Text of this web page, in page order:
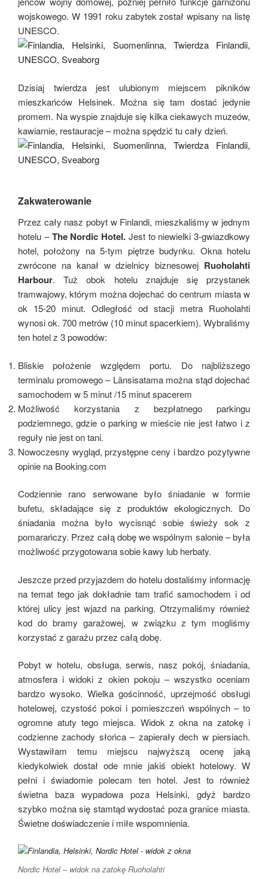
wojskowego. W 1991 roku zabytek został wpisany na listę
UNESCO.
Dzisiaj twierdza jest ulubionym miejscem pikników
mieszkańców Helsinek. Można się tam dostać jedynie
promem. Na wyspie znajduje się kilka ciekawych muzeów,
kawiarnie, restauracje – można spędzić tu cały dzień.
Zakwaterowanie
Przez cały nasz pobyt w Finlandi, mieszkaliśmy w jednym
hotelu –The Nordic Hotel. Jest to niewielki 3-gwiazdkowy
hotel, położony na 5-tym piętrze budynku. Okna hotelu
zwrócone na kanał w dzielnicy biznesowej Ruoholahti
Harbour. Tuż obok hotelu znajduje się przystanek
tramwajowy, którym można dojechać do centrum miasta w
ok 15-20 minut. Odległość od stacji metra Ruoholahti
wynosi ok. 700 metrów (10 minut spacerkiem). Wybraliśmy
ten hotel z 3 powodów:
Bliskie położenie względem portu. Do najbliższego
terminalu promowego – Länsisatama można stąd dojechać
samochodem w 5 minut /15 minut spacerem
Możliwość korzystania z bezpłatnego parkingu
podziemnego, gdzie o parking w mieście nie jest łatwo i z
reguły nie jest on tani.
Nowoczesny wygląd, przystępne ceny i bardzo pozytywne
opinie na Booking.com
Codziennie rano serwowane było śniadanie w formie
bufetu, składające się z produktów ekologicznych. Do
śniadania można było wycisnąć sobie świeży sok z
pomarańczy. Przez całą dobę we wspólnym salonie – była
możliwość przygotowana sobie kawy lub herbaty.
Jeszcze przed przyjazdem do hotelu dostaliśmy informację
na temat tego jak dokładnie tam trafić samochodem i od
której ulicy jest wjazd na parking. Otrzymaliśmy również
kod do bramy garażowej, w związku z tym mogliśmy
korzystać z garażu przez całą dobę.
Pobyt w hotelu, obsługa, serwis, nasz pokój, śniadania,
atmosfera i widoki z okien pokoju – wszystko oceniam
bardzo wysoko. Wielka gościnność, uprzejmość obsługi
hotelowej, czystość pokoi i pomieszczeń wspólnych – to
ogromne atuty tego miejsca. Widok z okna na zatokę i
codzienne zachody słońca – zapierały dech w piersiach.
Wystawiłam temu miejscu najwyższą ocenę jaką
kiedykolwiek dostał ode mnie jakiś obiekt hotelowy. W
pełni i świadomie polecam ten hotel. Jest to również
świetna baza wypadowa poza Helsinki, gdyż bardzo
szybko można się stamtąd wydostać poza granice miasta.
Świetne doświadczenie i miłe wspomnienia.
Nordic Hotel – widok na zatokę Ruoholahti